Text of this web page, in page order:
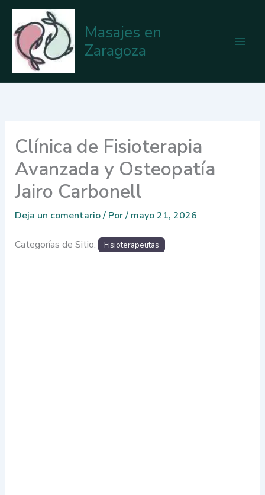
contenido
Masajes en
Zaragoza
Clínica de Fisioterapia
Avanzada y Osteopatía
Jairo Carbonell
Deja un comentario/ Por/ mayo 21, 2026
Categorías de Sitio: Fisioterapeutas